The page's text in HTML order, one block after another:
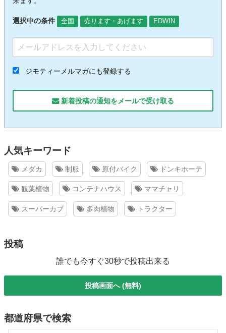
選択中の条件 全国 売ります・あげます EDWIN
ジモティーメルマガにも登録する
新着投稿の通知をメールで受け取る
人気キーワード
メダカ 制服 原付バイク ドンキホーテ
観葉植物 コンテナハウス ママチャリ
スーパーカブ 多肉植物 トラクター
投稿
誰でも今すぐ30秒で投稿出来る
投稿画面へ (無料)
都道府県で検索